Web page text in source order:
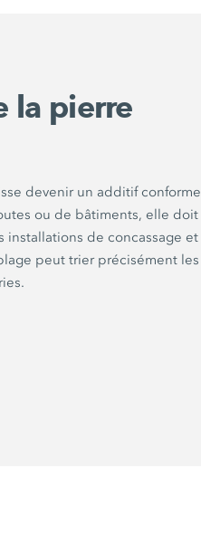
la pierre
devenir un additif conforme
ou de bâtiments, elle doit
installations de concassage et
peut trier précisément les